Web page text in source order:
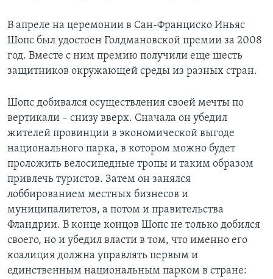
В апреле на церемонии в Сан-Франциско Иньяс
Шопс был удостоен Голдмановской премии за 2008
год. Вместе с ним премию получили еще шесть
защитников окружающей среды из разных стран.
Шопс добивался осуществления своей мечты по
вертикали – снизу вверх. Сначала он убедил
жителей провинции в экономической выгоде
национального парка, в котором можно будет
проложить велосипедные тропы и таким образом
привлечь туристов. Затем он занялся
лоббированием местных бизнесов и
муниципалитетов, а потом и правительства
Фландрии. В конце концов Шопс не только добился
своего, но и убедил власти в том, что именно его
коалиция должна управлять первым и
единственным национальным парком в стране: